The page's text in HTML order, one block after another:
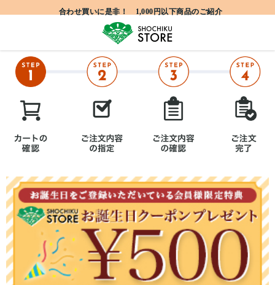
合わせ買いに是非！ 1,000円以下商品のご紹介